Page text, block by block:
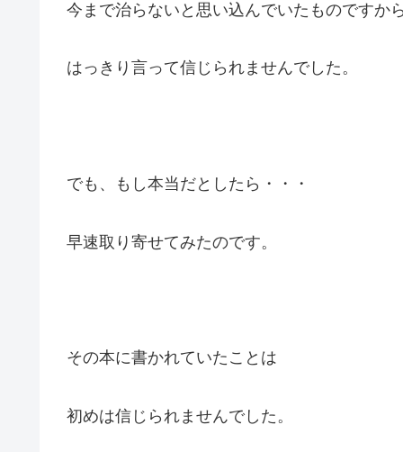
今まで治らないと思い込んでいたものですか
はっきり言って信じられませんでした。
でも、もし本当だとしたら・・・
早速取り寄せてみたのです。
その本に書かれていたことは
初めは信じられませんでした。